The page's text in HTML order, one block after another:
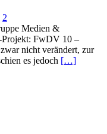
2
Medien &
Projekt: FwDV 10 –
nicht verändert, zur
es jedoch […]